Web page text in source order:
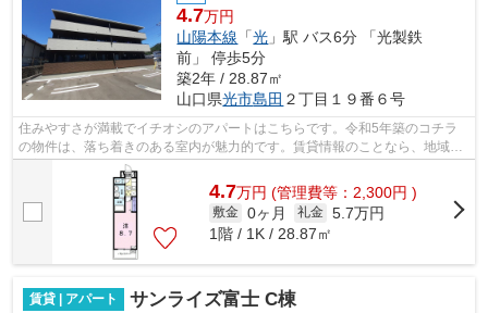
4.7万円
山陽本線 「光 」駅 バス6分 「光製鉄
前」 停歩5分
築2年 / 28.87㎡
山口県光市島田 ２丁目１９番６号
住みやすさが満載でイチオシのアパートはこちらです。令和5年築のコチラ
の物件は、落ち着きのある室内が魅力的です。賃貸情報のことなら、地域に
密着した当社の物件情報をご覧下さい。...
4.7万円 (管理費等：2,300円 )
敷金 0ヶ月 礼金 5.7万円
1階 / 1K / 28.87㎡
賃貸 | アパート サンライズ富士 C棟